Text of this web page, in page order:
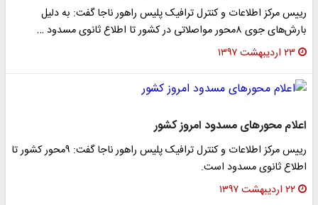
رییس مرکز اطلاعات و کنترل ترافیک پلیس راهور ناجا گفت: به دلیل
بارش‌های جوی ۸محور مواصلاتی در کشور تا اطلاع ثانوی مسدود …
۲۳ اردیبهشت ۱۳۹۷
اعلام محورهای مسدود امروز کشور
رییس مرکز اطلاعات و کنترل ترافیک پلیس راهور ناجا گفت: ۹محور کشور تا
اطلاع ثانوی مسدود است.
۲۲ اردیبهشت ۱۳۹۷